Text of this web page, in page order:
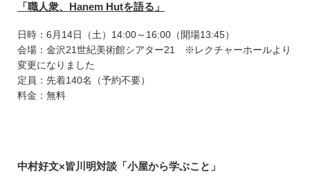
「職人衆、Hanem Hutを語る」
日時：6月14日（土）14:00～16:00（開場13:45）
会場：金沢21世紀美術館シアター21 ※レクチャーホールより
変更になりました
定員：先着140名（予約不要）
料金：無料
中村好文×皆川明対談「小屋から学ぶこと」